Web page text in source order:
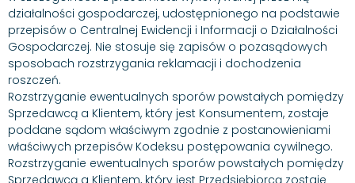
działalności gospodarczej, udostępnionego na podstawie
przepisów o Centralnej Ewidencji i Informacji o Działalności
Gospodarczej. Nie stosuje się zapisów o pozasądowych
sposobach rozstrzygania reklamacji i dochodzenia
roszczeń.
Rozstrzyganie ewentualnych sporów powstałych pomiędzy
Sprzedawcą a Klientem, który jest Konsumentem, zostaje
poddane sądom właściwym zgodnie z postanowieniami
właściwych przepisów Kodeksu postępowania cywilnego.
Rozstrzyganie ewentualnych sporów powstałych pomiędzy
Sprzedawcą a Klientem, który jest Przedsiębiorcą zostaje